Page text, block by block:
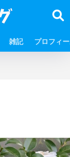
雑記 プロフィ